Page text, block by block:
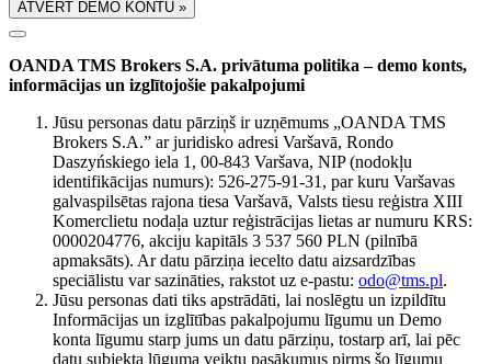
ATVĒRT DEMO KONTU »
OANDA TMS Brokers S.A. privātuma politika – demo konts,
informācijas un izglītojošie pakalpojumi
Jūsu personas datu pārziņš ir uzņēmums „OANDA TMS
Brokers S.A.” ar juridisko adresi Varšavā, Rondo
Daszyńskiego iela 1, 00-843 Varšava, NIP (nodokļu
identifikācijas numurs): 526-275-91-31, par kuru Varšavas
galvaspilsētas rajona tiesa Varšavā, Valsts tiesu reģistra XIII
Komerclietu nodaļa uztur reģistrācijas lietas ar numuru KRS:
0000204776, akciju kapitāls 3 537 560 PLN (pilnībā
apmaksāts). Ar datu pārziņa iecelto datu aizsardzības
speciālistu var sazināties, rakstot uz e-pastu: odo@tms.pl.
Jūsu personas dati tiks apstrādāti, lai noslēgtu un izpildītu
Informācijas un izglītības pakalpojumu līgumu un Demo
konta līgumu starp jums un datu pārziņu, tostarp arī, lai pēc
datu subjekta lūguma veiktu pasākumus pirms šo līgumu